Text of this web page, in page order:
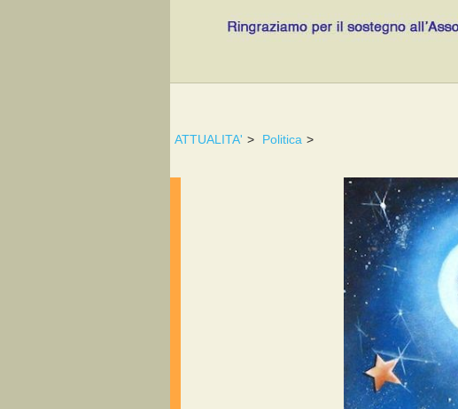
ATTUALITA' > Politica >